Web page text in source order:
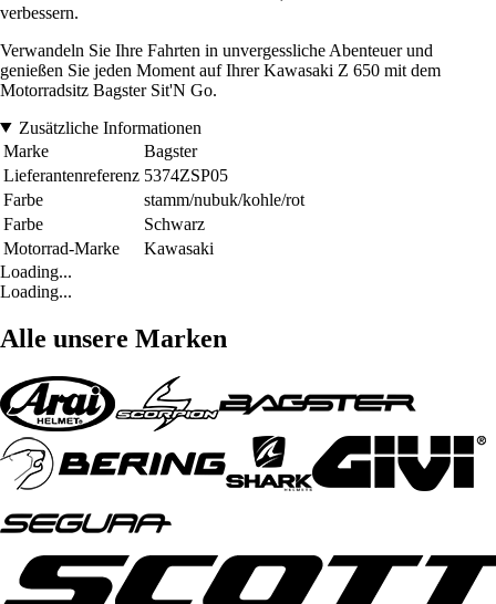
verbessern.
Verwandeln Sie Ihre Fahrten in unvergessliche Abenteuer und
genießen Sie jeden Moment auf Ihrer Kawasaki Z 650 mit dem
Motorradsitz Bagster Sit'N Go.
Zusätzliche Informationen
Marke
Bagster
Lieferantenreferenz 5374ZSP05
Farbe
stamm/nubuk/kohle/rot
Farbe
Schwarz
Motorrad-Marke
Kawasaki
Loading...
Loading...
Alle unsere Marken